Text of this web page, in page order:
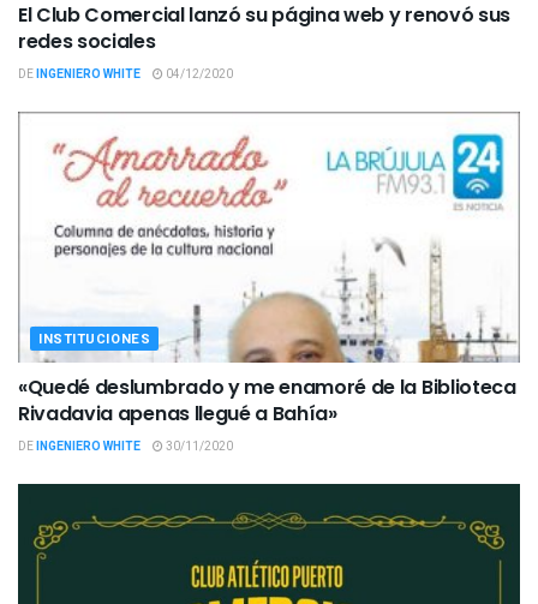
El Club Comercial lanzó su página web y renovó sus
redes sociales
DEINGENIERO WHITE 04/12/2020
INSTITUCIONES
«Quedé deslumbrado y me enamoré de la Biblioteca
Rivadavia apenas llegué a Bahía»
DEINGENIERO WHITE 30/11/2020